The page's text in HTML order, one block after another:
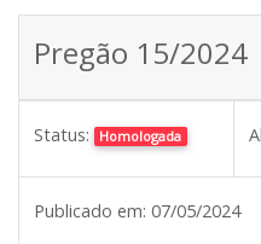
Pregão 15/2024
Status: Homologada
Publicado em: 07/05/2024